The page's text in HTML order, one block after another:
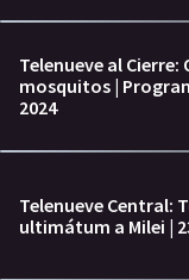
Telenueve al
mosquitos |
2024
Telenueve Central:
ultimátum a Milei |